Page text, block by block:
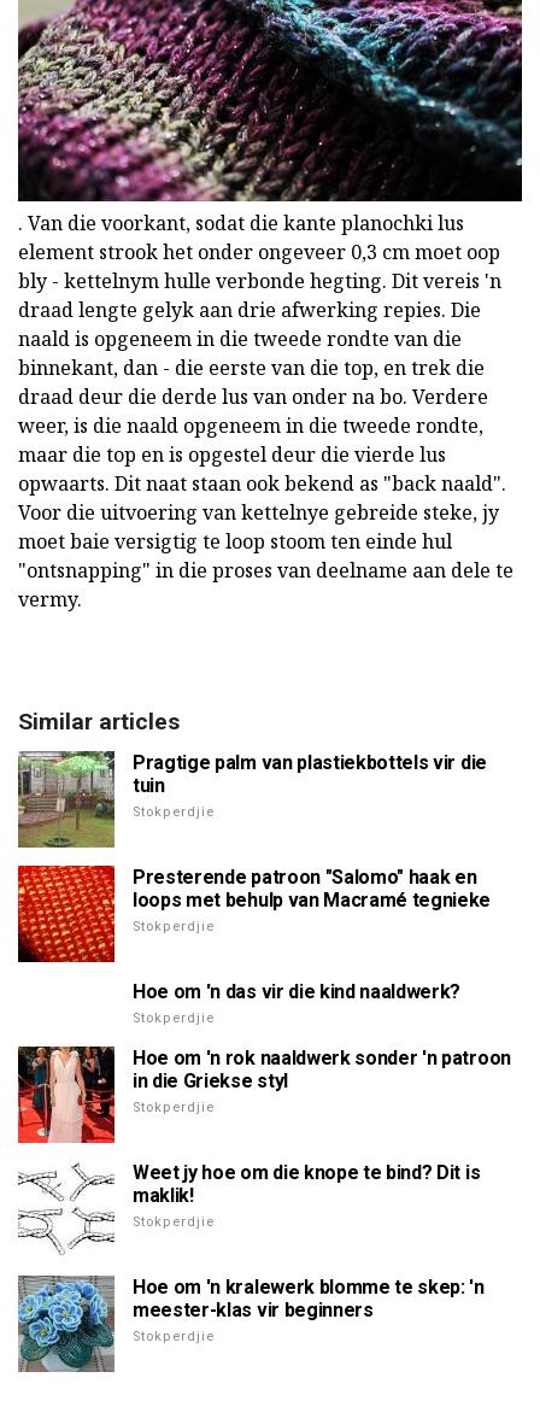
. Van die voorkant, sodat die kante planochki lus
element strook het onder ongeveer 0,3 cm moet oop
bly - kettelnym hulle verbonde hegting. Dit vereis 'n
draad lengte gelyk aan drie afwerking repies. Die
naald is opgeneem in die tweede rondte van die
binnekant, dan - die eerste van die top, en trek die
draad deur die derde lus van onder na bo. Verdere
weer, is die naald opgeneem in die tweede rondte,
maar die top en is opgestel deur die vierde lus
opwaarts. Dit naat staan ook bekend as "back naald".
Voor die uitvoering van kettelnye gebreide steke, jy
moet baie versigtig te loop stoom ten einde hul
"ontsnapping" in die proses van deelname aan dele te
vermy.
Similar articles
Pragtige palm van plastiekbottels vir die
tuin
Stokperdjie
Presterende patroon "Salomo" haak en
loops met behulp van Macramé tegnieke
Stokperdjie
Hoe om 'n das vir die kind naaldwerk?
Stokperdjie
Hoe om 'n rok naaldwerk sonder 'n patroon
in die Griekse styl
Stokperdjie
Weet jy hoe om die knope te bind? Dit is
maklik!
Stokperdjie
Hoe om 'n kralewerk blomme te skep: 'n
meester-klas vir beginners
Stokperdjie